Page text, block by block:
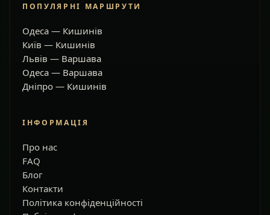
ПОПУЛЯРНІ МАРШРУТИ
Одеса — Кишинів
Київ — Кишинів
Львів — Варшава
Одеса — Варшава
Дніпро — Кишинів
ІНФОРМАЦІЯ
Про нас
FAQ
Блог
Контакти
Політика конфіденційності